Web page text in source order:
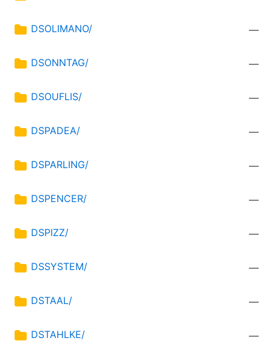
DSOLIMANO/ —
DSONNTAG/ —
DSOUFLIS/ —
DSPADEA/ —
DSPARLING/ —
DSPENCER/ —
DSPIZZ/ —
DSSYSTEM/ —
DSTAAL/ —
DSTAHLKE/ —